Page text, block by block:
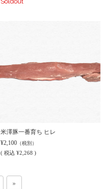
米澤豚一番育ち ヒレ
¥2,100（税別）
( 税込 ¥2,268 )
»